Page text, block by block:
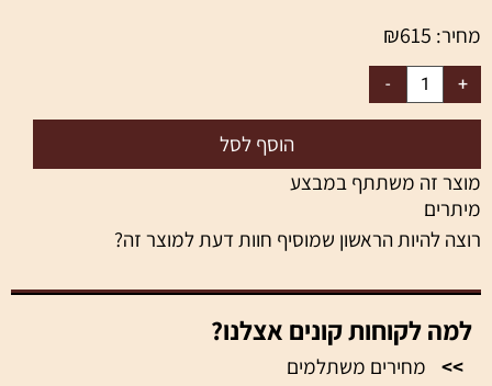
מחיר:
₪615
הוסף לסל
מוצר זה משתתף במבצע
מיתרים
רוצה להיות הראשון שמוסיף חוות דעת למוצר זה?
למה לקוחות קונים אצלנו?
>>
מחירים משתלמים